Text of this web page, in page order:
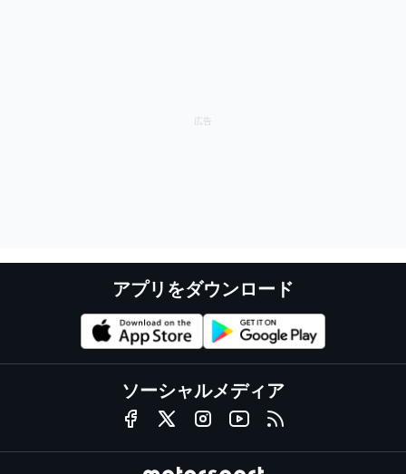
アプリをダウンロード
ソーシャルメディア